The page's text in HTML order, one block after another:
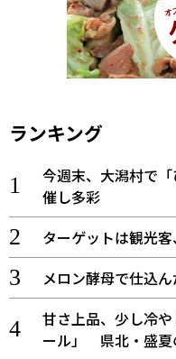
ランキング
今週末、大潟村で
催し多彩
ターゲットは観光客
メロン酵母で仕込
甘さ上品、少し冷
ール」 県北・盛夏